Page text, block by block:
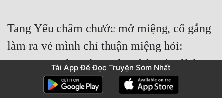
Tang Yểu châm chước mở miệng, cố gắng
làm ra vẻ mình chỉ thuận miệng hỏi:
“…… Ta nghe nói Tạ đại nhân sắp đính
thân, cũng không biết là thật hay giả.”
Tải App Để Đọc Truyện Sớm Nhất